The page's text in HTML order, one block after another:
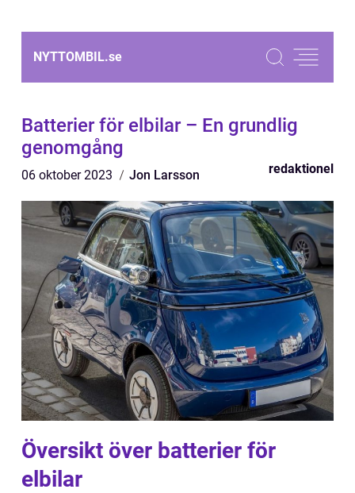
NYTTOMBIL.se
Batterier för elbilar – En grundlig
genomgång
06 oktober 2023 Jon Larsson redaktionel
Översikt över batterier för
elbilar